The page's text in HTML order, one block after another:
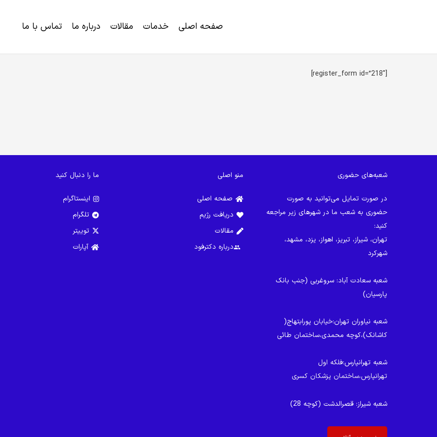
صفحه اصلی خدمات مقالات درباره ما تماس با ما
[register_form id=”218″]
شعبه‌های حضوری
در صورت تمایل می‌توانید به صورت
حضوری به شعب ما در شهرهای زیر مراجعه
کنید:
تهران، شیراز، تبریز، اهواز، یزد، مشهد،
شهرکرد
شعبه سعادت آباد: سروغربی (جنب بانک
پارسیان)
شعبه نیاوران تهران:خیابان پورابتهاج(
کاشانک)،کوچه محمدی،ساختمان طائی
شعبه تهرانپارس:فلکه اول
تهرانپارس،ساختمان پزشکان کسری
شعبه شیراز: قصرالدشت (کوچه 28)
منو اصلی
صفحه اصلی
دریافت رژیم
مقالات
groupدرباره دکترفود
ما را دنبال کنید
اینستاگرام
تلگرام
توییتر
آپارات